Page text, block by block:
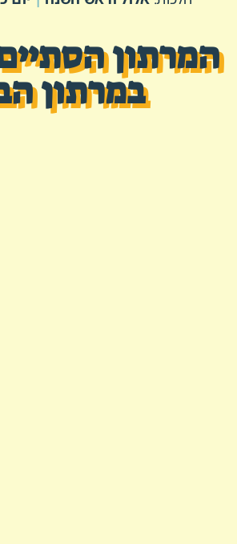
המרתון
במרתון